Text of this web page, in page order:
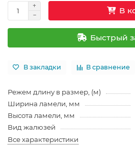
В
Быстрый
В закладки В сравнение
Режем длину в размер, (м)
Ширина ламели, мм
Высота ламели, мм
Вид жалюзей
Все характеристики